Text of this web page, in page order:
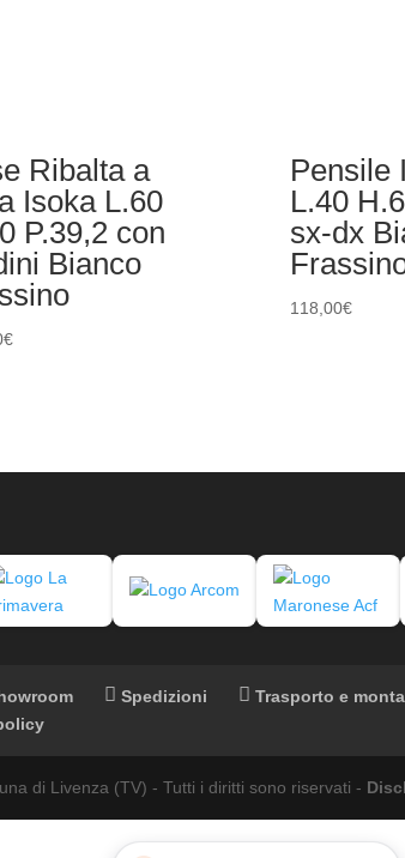
Ribalta a
Isoka L.60
P.39,2 con
Bianco
€
Pensile
L.40
sx-dx
118,00€
Spedizioni Trasporto e
di Livenza (TV) - Tutti i diritti sono riservati -